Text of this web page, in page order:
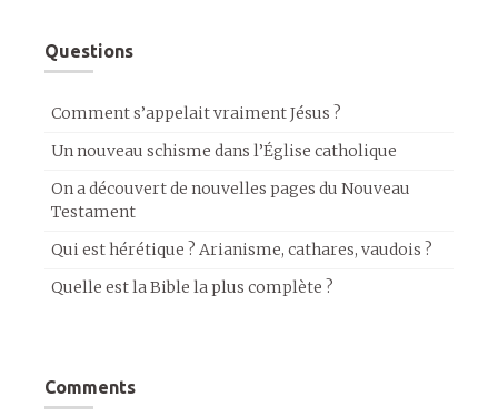
Questions
Comment s’appelait vraiment Jésus ?
Un nouveau schisme dans l’Église catholique
On a découvert de nouvelles pages du Nouveau
Testament
Qui est hérétique ? Arianisme, cathares, vaudois ?
Quelle est la Bible la plus complète ?
Comments